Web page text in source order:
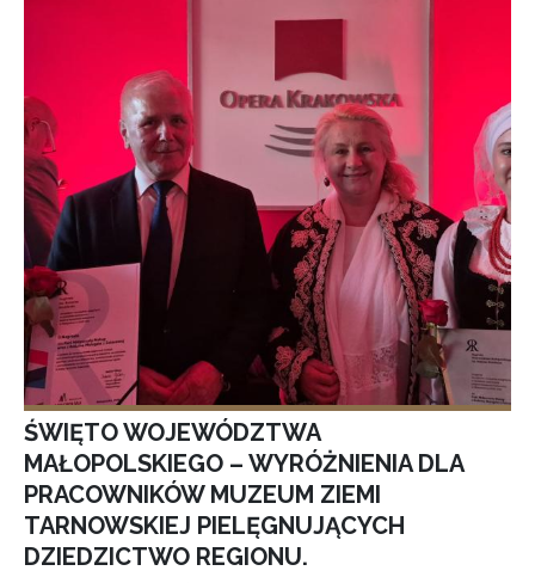
ŚWIĘTO WOJEWÓDZTWA
MAŁOPOLSKIEGO – WYRÓŻNIENIA DLA
PRACOWNIKÓW MUZEUM ZIEMI
TARNOWSKIEJ PIELĘGNUJĄCYCH
DZIEDZICTWO REGIONU.